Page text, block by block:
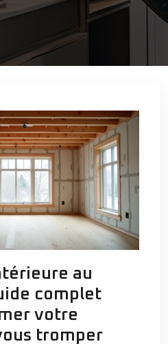
au
complet
votre
tromper